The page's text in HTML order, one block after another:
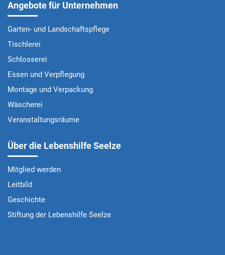
Angebote für Unternehmen
Garten- und Landschaftspflege
Tischlerei
Schlosserei
Essen und Verpflegung
Montage und Verpackung
Wäscherei
Veranstaltungsräume
Über die Lebenshilfe Seelze
Mitglied werden
Leitbild
Geschichte
Stiftung der Lebenshilfe Seelze